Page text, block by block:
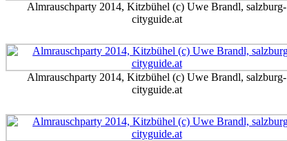
Almrauschparty 2014, Kitzbühel (c) Uwe Brandl, salzburg-
cityguide.at
Almrauschparty 2014, Kitzbühel (c) Uwe Brandl, salzburg-
cityguide.at